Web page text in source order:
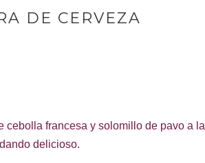
DE CERVEZA
cebolla francesa y solomillo de pavo a la
delicioso.